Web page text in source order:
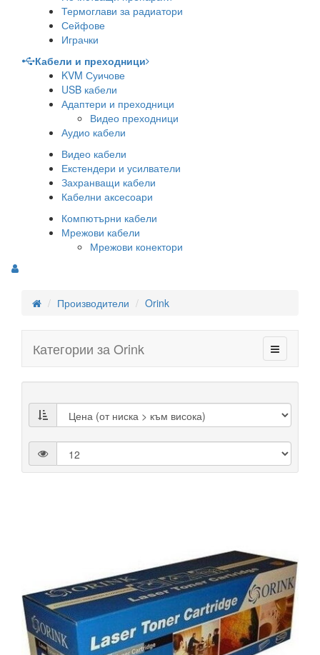
Термоглави за радиатори
Сейфове
Играчки
Кабели и преходници
KVM Суичове
USB кабели
Адаптери и преходници
Видео преходници
Аудио кабели
Видео кабели
Екстендери и усилватели
Захранващи кабели
Кабелни аксесоари
Компютърни кабели
Мрежови кабели
Мрежови конектори
Производители Orink
Категории за Orink